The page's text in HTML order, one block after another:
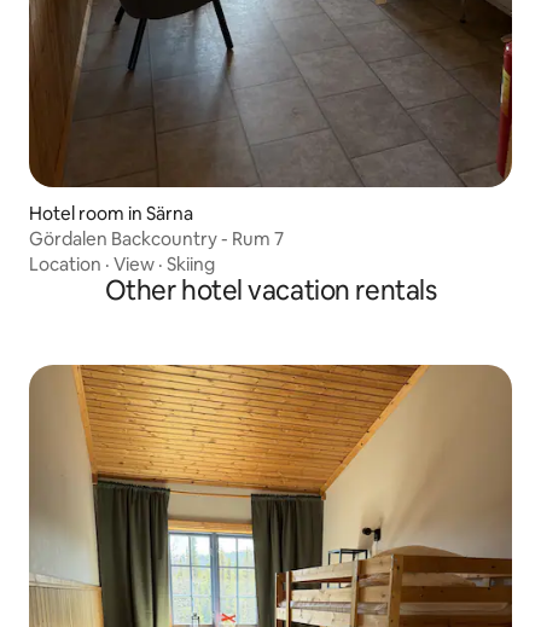
Hotel room in Särna
Gördalen Backcountry - Rum 7
Location · View · Skiing
Other hotel vacation rentals